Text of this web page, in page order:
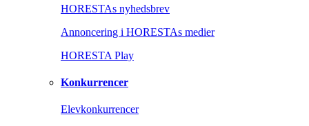
HORESTAs nyhedsbrev
Annoncering i HORESTAs medier
HORESTA Play
Konkurrencer
Elevkonkurrencer